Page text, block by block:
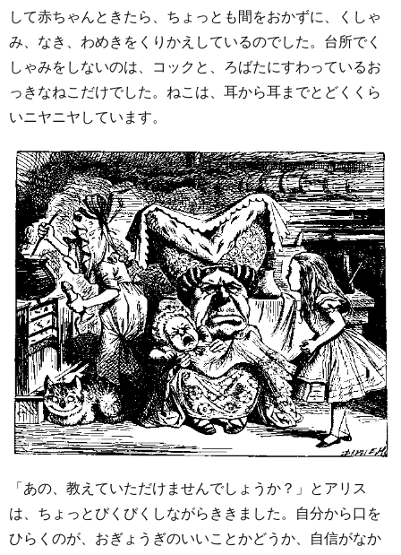
して赤ちゃんときたら、ちょっとも間をおかずに、くしゃ
み、なき、わめきをくりかえしているのでした。台所でく
しゃみをしないのは、コックと、ろばたにすわっているお
っきなねこだけでした。ねこは、耳から耳までとどくくら
いニヤニヤしています。
「あの、教えていただけませんでしょうか？」とアリス
は、ちょっとびくびくしながらききました。自分から口を
ひらくのが、おぎょうぎのいいことかどうか、自信がなか